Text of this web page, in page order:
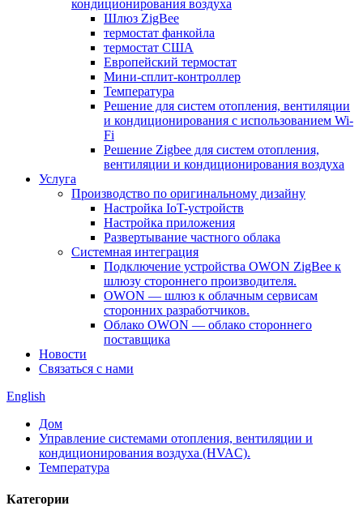
кондиционирования воздуха
Шлюз ZigBee
термостат фанкойла
термостат США
Европейский термостат
Мини-сплит-контроллер
Температура
Решение для систем отопления, вентиляции
и кондиционирования с использованием Wi-
Fi
Решение Zigbee для систем отопления,
вентиляции и кондиционирования воздуха
Услуга
Производство по оригинальному дизайну
Настройка IoT-устройств
Настройка приложения
Развертывание частного облака
Системная интеграция
Подключение устройства OWON ZigBee к
шлюзу стороннего производителя.
OWON — шлюз к облачным сервисам
сторонних разработчиков.
Облако OWON — облако стороннего
поставщика
Новости
Связаться с нами
English
Дом
Управление системами отопления, вентиляции и
кондиционирования воздуха (HVAC).
Температура
Категории